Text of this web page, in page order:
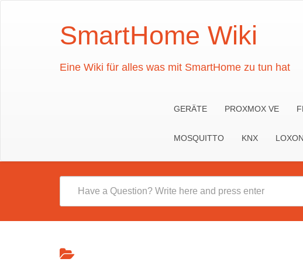
SmartHome Wiki
Eine Wiki für alles was mit SmartHome zu tun hat
GERÄTE PROXMOX VE
MOSQUITTO KNX